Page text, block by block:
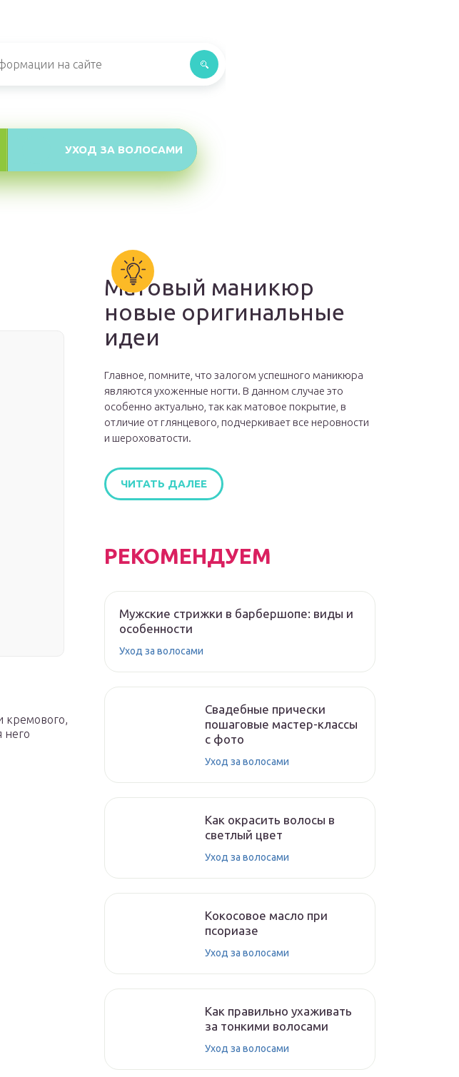
УХОД ЗА ВОЛОСАМИ
кремового,
него
Матовый маникюр
новые оригинальные
идеи
Главное, помните, что залогом успешного маникюра
являются ухоженные ногти. В данном случае это
особенно актуально, так как матовое покрытие, в
отличие от глянцевого, подчеркивает все неровности
и шероховатости.
ЧИТАТЬ ДАЛЕЕ
РЕКОМЕНДУЕМ
Мужские стрижки в барбершопе: виды и
особенности
Уход за волосами
Свадебные прически
пошаговые мастер-классы
с фото
Уход за волосами
Как окрасить волосы в
светлый цвет
Уход за волосами
Кокосовое масло при
псориазе
Уход за волосами
Как правильно ухаживать
за тонкими волосами
Уход за волосами